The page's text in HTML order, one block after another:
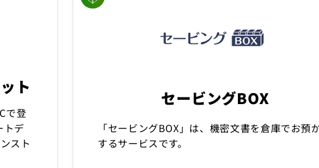
ト
で登
トデ
スト
セービングBOX
「セービングBOX」は、機密文書を倉庫でお預
するサービスです。